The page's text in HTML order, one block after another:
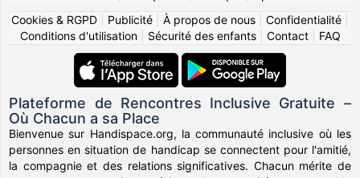
Cookies & RGPD
Publicité À propos de nous Confidentialité
Conditions d'utilisation| Sécurité des enfants| Contact| FAQ
Plateforme de Rencontres Inclusive Gratuite –
Où Chacun a sa Place
Bienvenue sur Handispace.org, la communauté inclusive où les
personnes en situation de handicap se connectent pour l'amitié,
la compagnie et des relations significatives. Chacun mérite de